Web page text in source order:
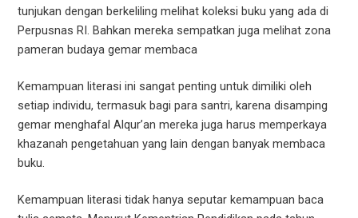
tunjukan dengan berkeliling melihat koleksi buku yang ada di
Perpusnas RI. Bahkan mereka sempatkan juga melihat zona
pameran budaya gemar membaca
Kemampuan literasi ini sangat penting untuk dimiliki oleh
setiap individu, termasuk bagi para santri, karena disamping
gemar menghafal Alqur’an mereka juga harus memperkaya
khazanah pengetahuan yang lain dengan banyak membaca
buku.
Kemampuan literasi tidak hanya seputar kemampuan baca